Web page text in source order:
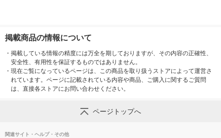
掲載商品の情報について
・ 掲載している情報の精度には万全を期しておりますが、その内容の正確性、
安全性、有用性を保証するものではありません。
・ 現在ご覧になっているページは、この商品を取り扱うストアによって運営さ
れています。ページに記載されている内容や商品、ご購入に関するご質問
は、直接各ストアにお問い合わせください。
ページトップへ
関連サイト・ヘルプ・その他